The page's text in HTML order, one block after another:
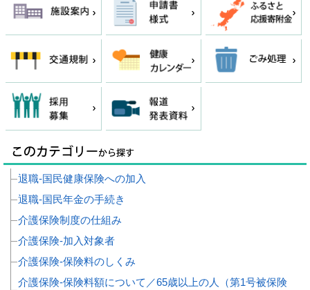
退職‐国民健康保険への加入
退職‐国民年金の手続き
介護保険制度の仕組み
介護保険‐加入対象者
介護保険‐保険料のしくみ
介護保険‐保険料額について／65歳以上の人（第1号被保険